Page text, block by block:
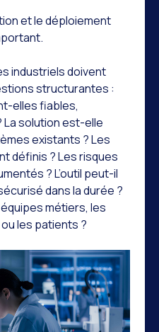
et le déploiement
industriels doivent
structurantes :
elles fiables,
solution est-elle
existants ? Les
définis ? Les risques
? L’outil peut-il
dans la durée ?
métiers, les
les patients ?